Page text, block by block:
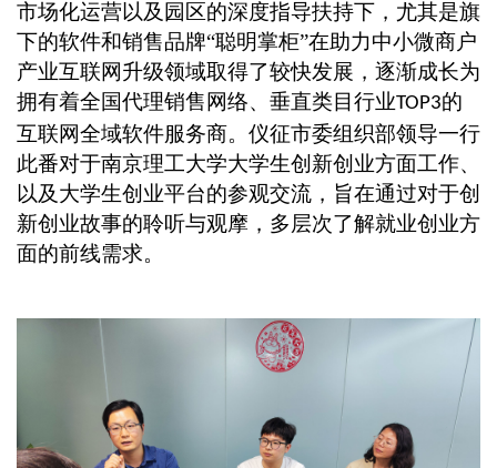
市场化运营以及园区的深度指导扶持下，尤其是旗
下的软件和销售品牌“聪明掌柜”在助力中小微商户
产业互联网升级领域取得了较快发展，逐渐成长为
拥有着全国代理销售网络、垂直类目行业TOP3的
互联网全域软件服务商。仪征市委组织部领导一行
此番对于南京理工大学大学生创新创业方面工作、
以及大学生创业平台的参观交流，旨在通过对于创
新创业故事的聆听与观摩，多层次了解就业创业方
面的前线需求。